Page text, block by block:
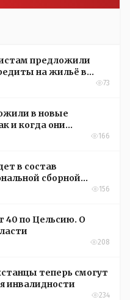
предложили
на жильё в
73
в новые
и когда они
166
в состав
сборной
156
40 по Цельсию. О
208
теперь смогут
инвалидности
234